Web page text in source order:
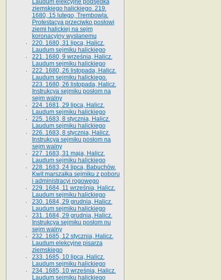
Laudum elekcyjne podsędka
ziemskiego halickiego. 219.
1680, 15 lutego, Trembowla.
Protestacya przeciwko posłowi
ziemi halickiej na sejm
koronacyjny wysłanemu
220. 1680, 31 lipca, Halicz.
Laudum sejmiku halickiego
221. 1680, 9 września, Halicz.
Laudum sejmiku halickiego
222. 1680, 26 listopada, Halicz.
Laudum sejmiku halickiego.
223. 1680, 26 listopada, Halicz.
Instrukcya sejmiku posłom na
sejm walny
224. 1681, 29 lipca, Halicz.
Laudum sejmiku halickiego
225. 1683, 8 stycznia, Halicz.
Laudum sejmiku halickiego
226. 1683, 8 stycznia, Halicz.
Instrukcya sejmiku posłom na
sejm walny
227. 1683, 31 maja, Halicz.
Laudum sejmiku halickiego
228. 1683, 24 lipca, Babuchów.
Kwit marszałka sejmiku z poboru
i administracyi rogowego
229. 1684, 11 września, Halicz.
Laudum sejmiku halickiego
230. 1684, 29 grudnia, Halicz.
Laudum sejmiku halickiego
231. 1684, 29 grudnia, Halicz.
Instrukcya sejmiku posłom nu
sejm walny
232. 1685, 12 stycznia, Halicz.
Laudum elekcyjne pisarza
ziemskiego
233. 1685, 10 lipca, Halicz.
Laudum sejmiku halickiego
234. 1685, 10 września, Halicz.
Laudum sejmiku halickiego